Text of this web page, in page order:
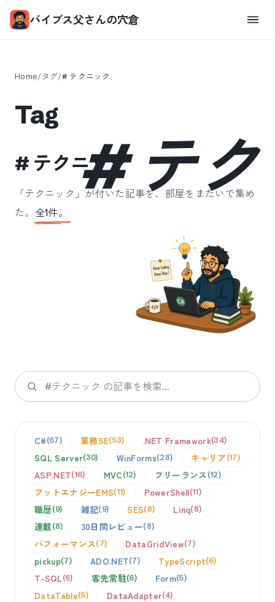
バイブス父さんの穴倉
Home/タグ/# テクニック
#テ
Tag
# テクニック
「テクニック 」が付いた記事を、部屋をまたいで集め
た。 全1件。
検索
C# 67 業務SE 53 .NET Framework 34
SQL Server 30 WinForms 28 キャリア 17
ASP.NET 16 MVC 12 フリーランス 12
フットエナジーEMS 11 PowerShell 11
職歴 9 雑記 9 SES 8 Linq 8
連載 8 30日間レビュー 8
パフォーマンス 7 DataGridView 7
pickup 7 ADO.NET 7 TypeScript 6
T-SQL 6 客先常駐 6 Form 5
DataTable 5 DataAdapter 4